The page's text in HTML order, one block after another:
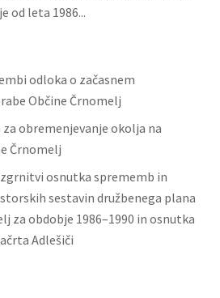
od leta 1986...
odloka o začasnem
Občine Črnomelj
obremenjevanje okolja na
Črnomelj
osnutka sprememb in
sestavin družbenega plana
za obdobje 1986–1990 in osnutka
Adlešiči